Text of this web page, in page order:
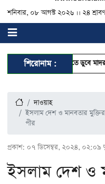
শনিবার, ০৮ আগস্ট ২০২৬ ।। ২৪
শিরোনাম :
গিয়ে পানিতে ডুবে মাদরাসা
দাওয়াহ
ইসলাম দেশ ও মানবতার
পীর
প্রকাশ: ০৭ ডিসেম্বর, ২০২৪, ০২:০৯
ইসলাম দেশ ও